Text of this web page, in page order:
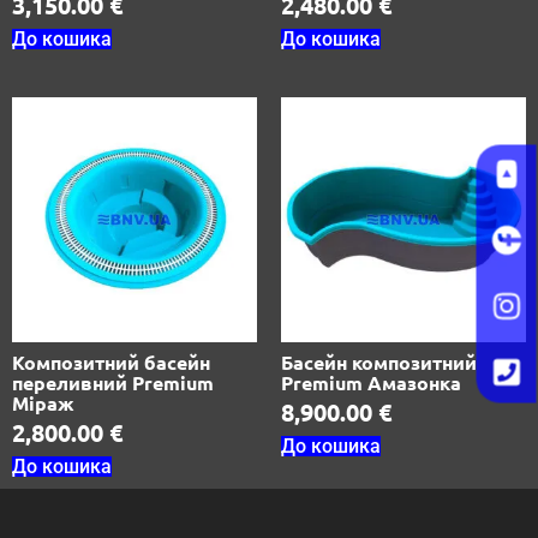
До кошика До кошика
Композитний басейн
переливний Premium
Міраж
2,800.00 €
До кошика
Басейн композитний
Premium Амазонка
8,900.00 €
До кошика